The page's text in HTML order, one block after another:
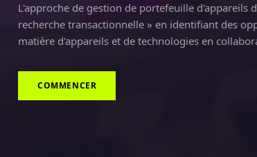
L'approche de gestion de portefeuille d'appareils
recherche transactionnelle » en identifiant des
matière d'appareils et de technologies en
COMMENCER